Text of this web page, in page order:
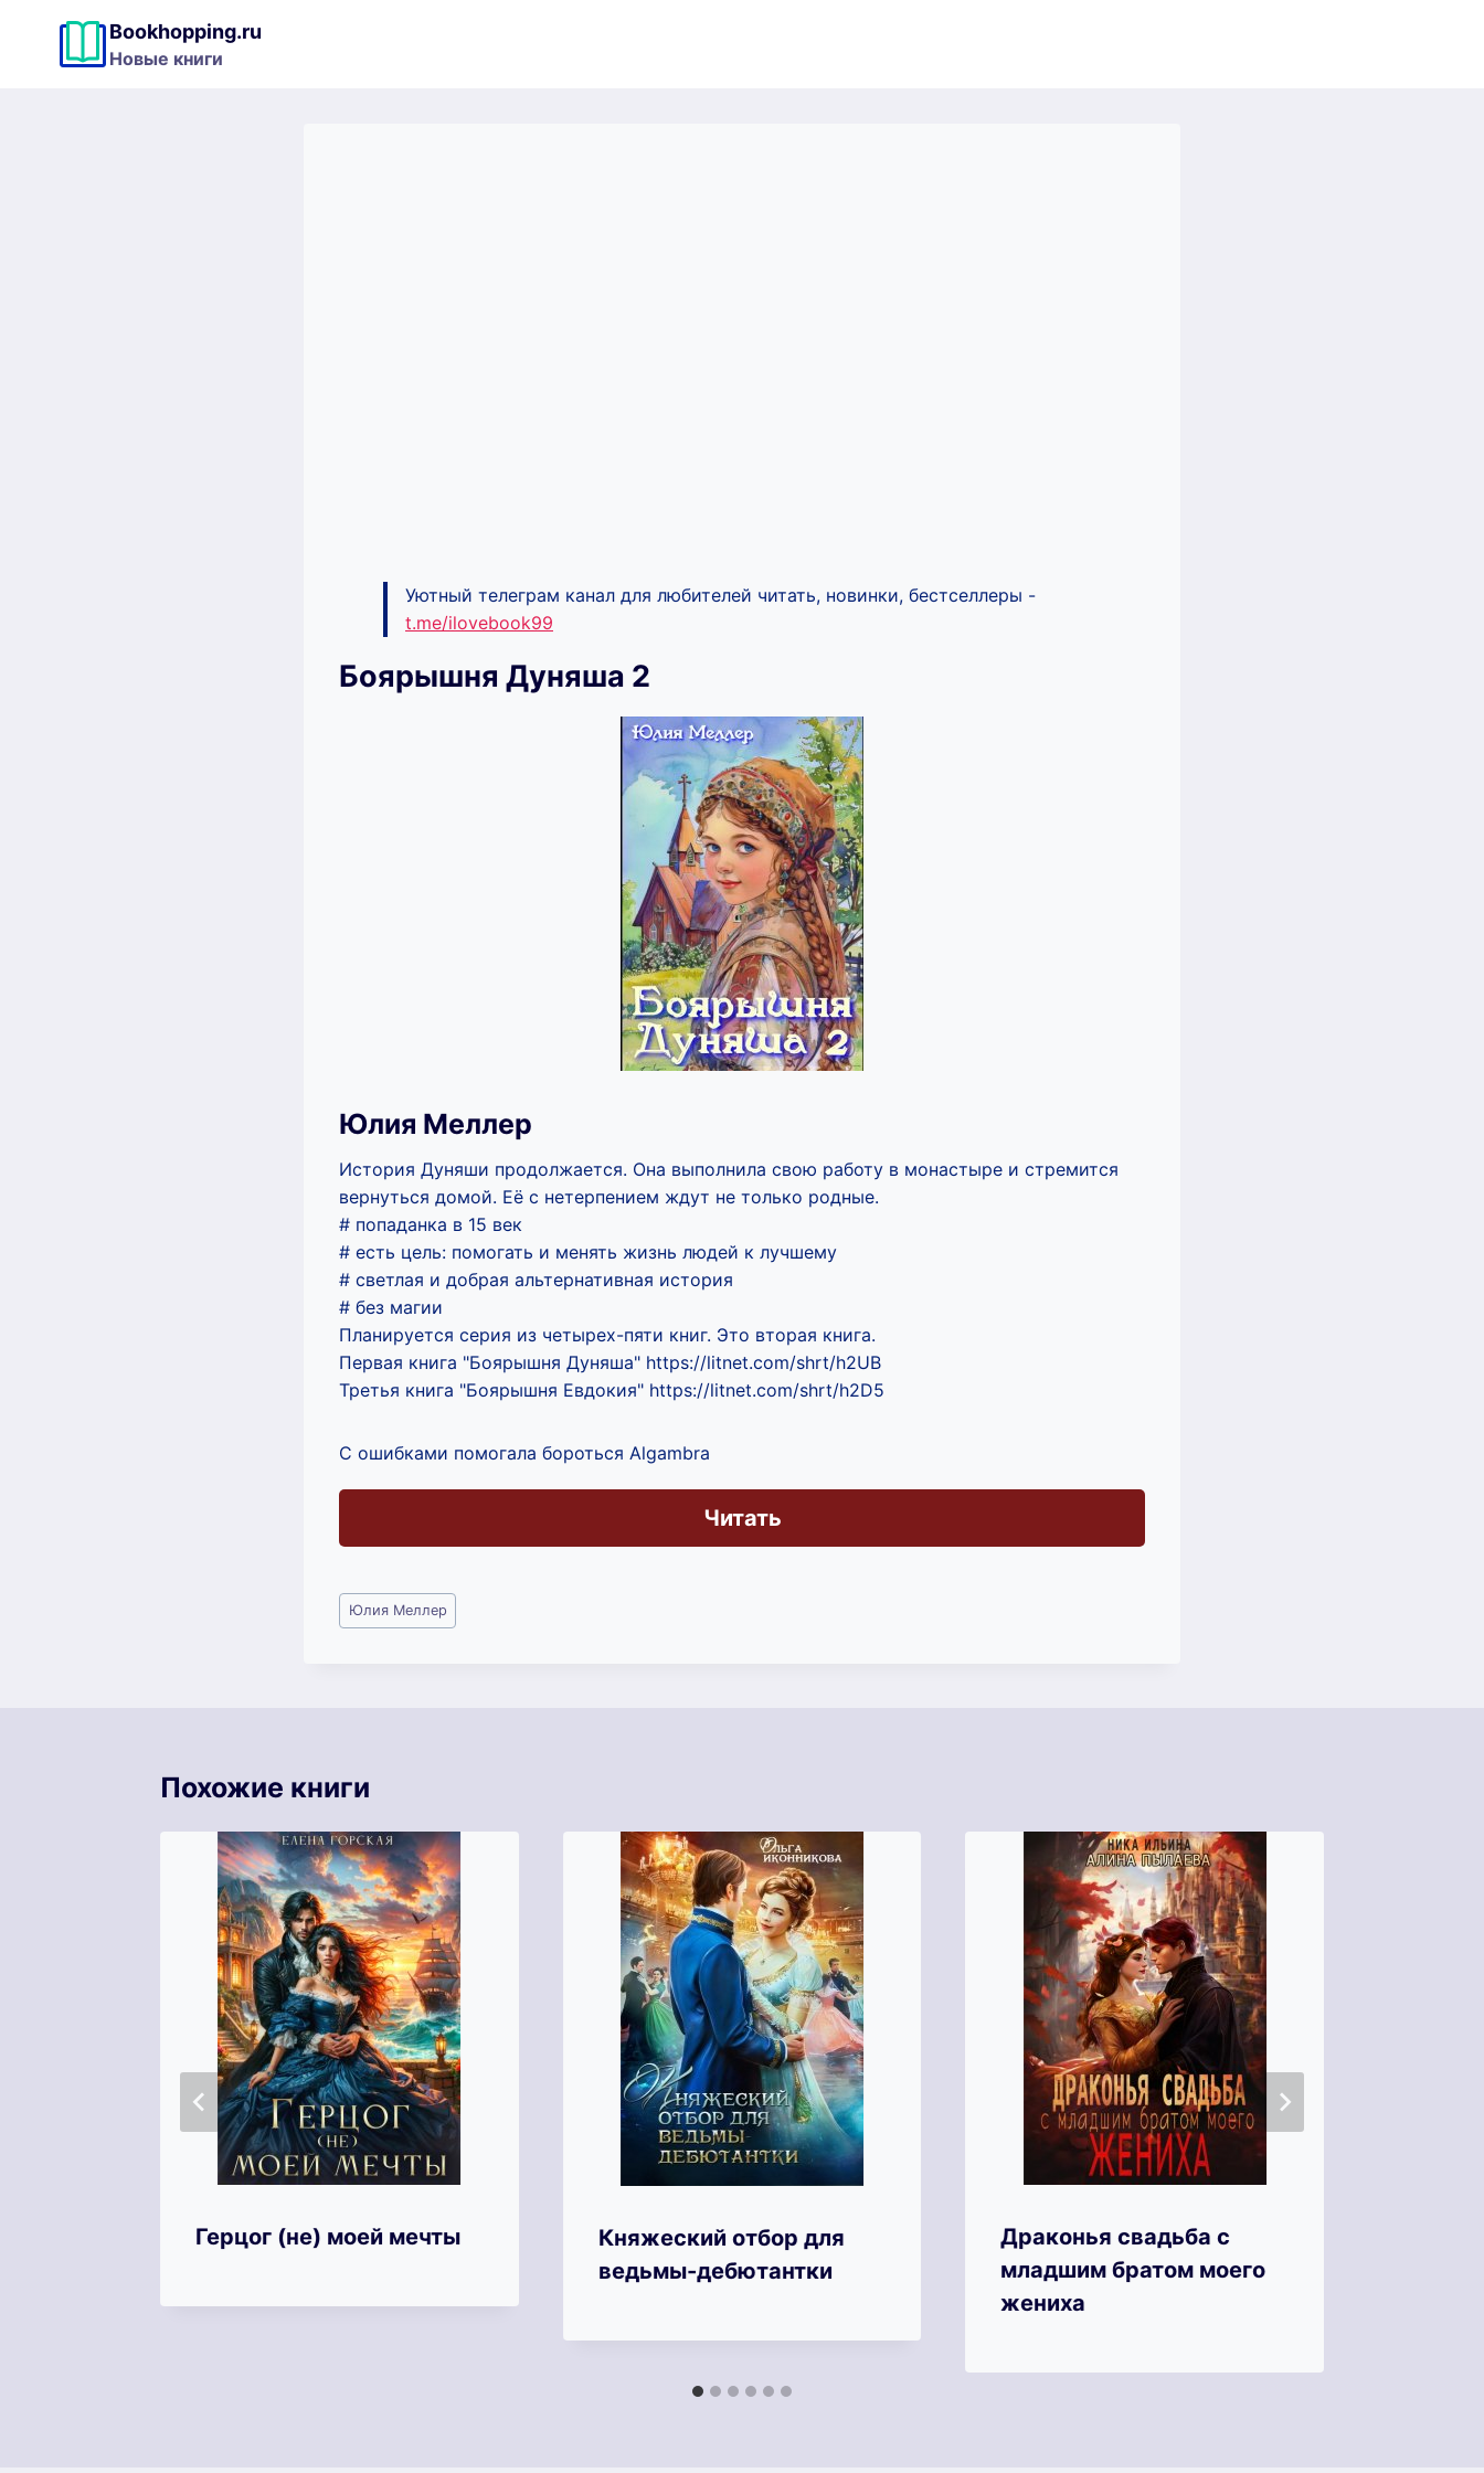
содержимому
Bookhopping.ru
Новые книги
Уютный телеграм канал для любителей читать, новинки, бестселлеры -
t.me/ilovebook99
Боярышня Дуняша 2
Юлия Меллер
История Дуняши продолжается. Она выполнила свою работу в монастыре и стремится
вернуться домой. Её с нетерпением ждут не только родные.
# попаданка в 15 век
# есть цель: помогать и менять жизнь людей к лучшему
# светлая и добрая альтернативная история
# без магии
Планируется серия из четырех-пяти книг. Это вторая книга.
Первая книга "Боярышня Дуняша" https://litnet.com/shrt/h2UB
Третья книга "Боярышня Евдокия" https://litnet.com/shrt/h2D5
С ошибками помогала бороться Algambra
Читать
Метки
записи:
Юлия Меллер
Похожие книги
Герцог (не) моей мечты
Княжеский отбор для
ведьмы-дебютантки
Драконья свадьба с
младшим братом моего
жениха